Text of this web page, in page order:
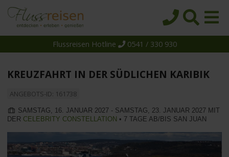
Reedereien
Flussreisen Hotline 0541 / 330 930
KREUZFAHRT IN DER SÜDLICHEN KARIBIK
ANGEBOTS-ID: 161738
SAMSTAG, 16. JANUAR 2027 - SAMSTAG, 23. JANUAR 2027 MIT
DER CELEBRITY CONSTELLATION • 7 TAGE AB/BIS SAN JUAN